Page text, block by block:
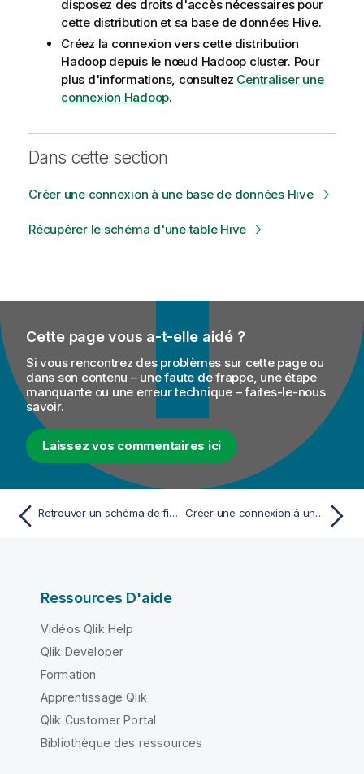
disposez des droits d'accès nécessaires pour
cette distribution et sa base de données Hive.
Créez la connexion vers cette distribution
Hadoop depuis le nœud Hadoop cluster. Pour
plus d'informations, consultez Centraliser une
connexion Hadoop.
Dans cette section
Créer une connexion à une base de données Hive
Récupérer le schéma d'une table Hive
Cette page vous a-t-elle aidé ?
Si vous rencontrez des problèmes sur cette page ou
dans son contenu – une faute de frappe, une étape
manquante ou une erreur technique – faites-le-nous
savoir.
Laissez vos commentaires ici
Retrouver un schéma de fichier Créer une connexion à une base de données Hive
Ressources D'aide
Vidéos Qlik Help
Qlik Developer
Formation
Apprentissage Qlik
Qlik Customer Portal
Bibliothèque des ressources